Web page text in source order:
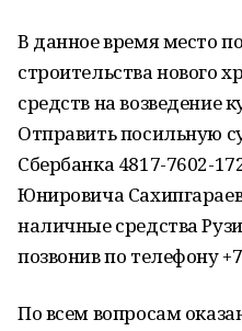
В данное время место
строительства нового
средств на возведение
Отправить посильную
Сбербанка 4817-7602-
Юнировича
наличные средства
позвонив по телефону
По всем вопросам